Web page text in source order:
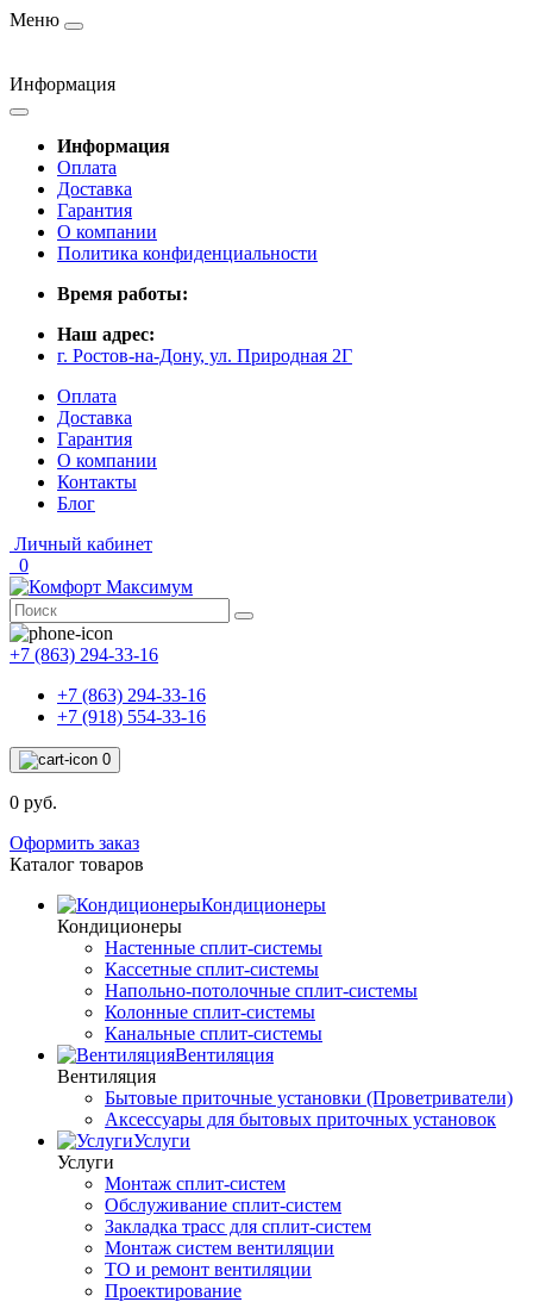
Меню
Информация
Информация
Оплата
Доставка
Гарантия
О компании
Политика конфиденциальности
Время работы:
Наш адрес:
г. Ростов-на-Дону, ул. Природная 2Г
Оплата
Доставка
Гарантия
О компании
Контакты
Блог
Личный кабинет
0
+7 (863) 294-33-16
+7 (863) 294-33-16
+7 (918) 554-33-16
0
0 руб.
Оформить заказ
Каталог товаров
Кондиционеры
Кондиционеры
Настенные сплит-системы
Кассетные сплит-системы
Напольно-потолочные сплит-системы
Колонные сплит-системы
Канальные сплит-системы
Вентиляция
Вентиляция
Бытовые приточные установки (Проветриватели)
Аксессуары для бытовых приточных установок
Услуги
Услуги
Монтаж сплит-систем
Обслуживание сплит-систем
Закладка трасс для сплит-систем
Монтаж систем вентиляции
ТО и ремонт вентиляции
Проектирование